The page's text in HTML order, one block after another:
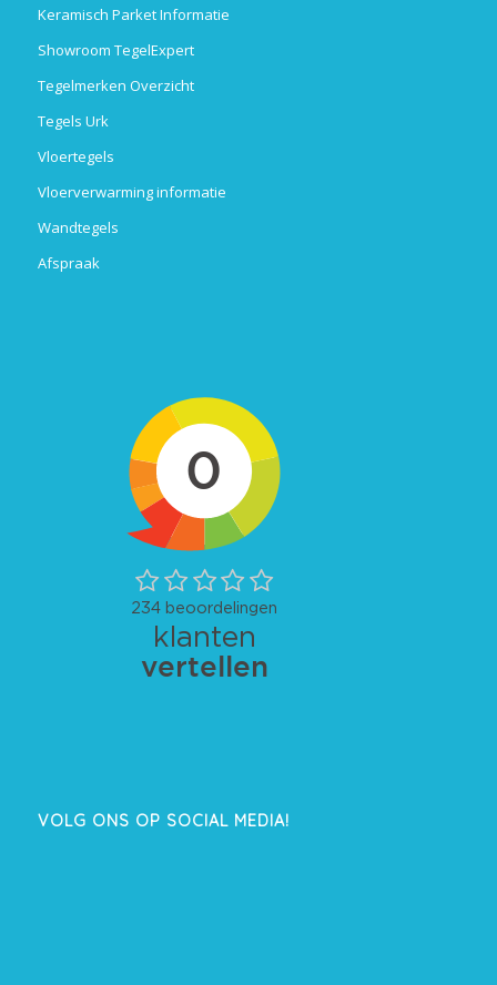
Keramisch Parket Informatie
Showroom TegelExpert
Tegelmerken Overzicht
Tegels Urk
Vloertegels
Vloerverwarming informatie
Wandtegels
Afspraak
VOLG ONS OP SOCIAL MEDIA!